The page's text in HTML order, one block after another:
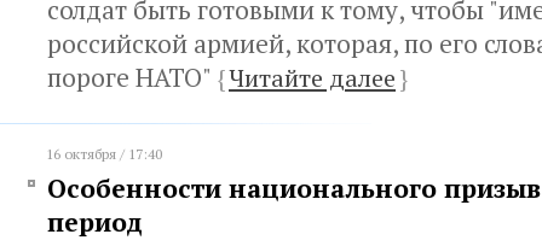
солдат быть готовыми к тому, чтобы
российской армией, которая, по его
пороге НАТО" {Читайте далее}
16 октября / 17:40
Особенности национального
период